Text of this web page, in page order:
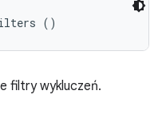
()
filtry wykluczeń.